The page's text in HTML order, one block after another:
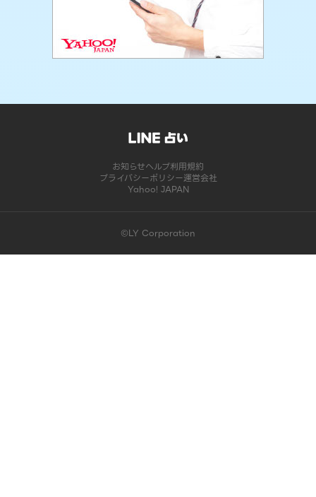
お知らせヘルプ利用規約
プライバシーポリシー運営会社
Yahoo! JAPAN
©LY Corporation
このコンテンツは掲載が終了しました | LINE占い